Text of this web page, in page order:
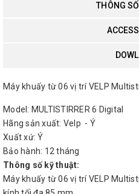
THÔNG
Máy khuấy từ 06 vị trí VELP
Model: MULTISTIRRER 6 Digital
Hãng sản xuất: Velp - Ý
Xuất xứ: Ý
Bảo hành: 12 tháng
Thông số kỹ thuật:
Máy khuấy từ 06 vị trí VELP